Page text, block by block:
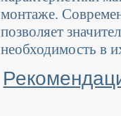
монтаже.
позволяет
необходимость в